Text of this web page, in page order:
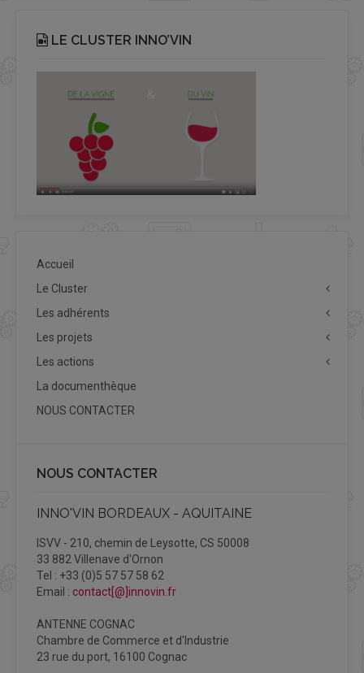
LE CLUSTER INNO’VIN
Accueil
Le Cluster
Les adhérents
Les projets
Les actions
La documenthèque
NOUS CONTACTER
NOUS CONTACTER
INNO'VIN BORDEAUX - AQUITAINE
ISVV - 210, chemin de Leysotte, CS 50008
33 882 Villenave d'Ornon
Tel : +33 (0)5 57 57 58 62
Email : contact[@]innovin.fr
ANTENNE COGNAC
Chambre de Commerce et d'Industrie
23 rue du port, 16100 Cognac